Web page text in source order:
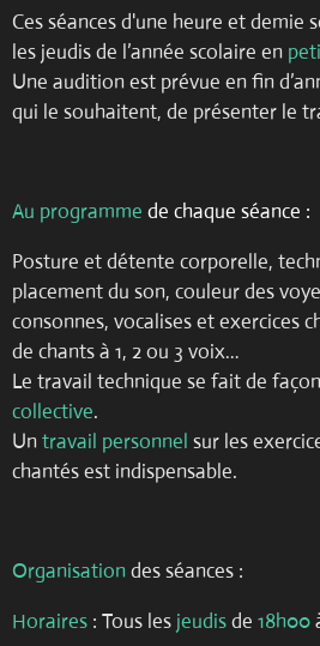
Ces séances d'une heure et demie
les jeudis de l’année scolaire en
Une audition est prévue en fin
qui le souhaitent, de présenter le
Au programme de chaque séance :
Posture et détente corporelle,
placement du son, couleur des
consonnes, vocalises et exercices
de chants à 1, 2 ou 3 voix…
Le travail technique se fait de façon
collective.
Untravail personnel sur les
chantés est indispensable.
Organisation des séances :
Horaires : Tous les jeudisde 18h00